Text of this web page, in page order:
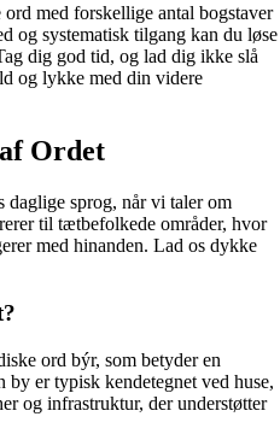
med forskellige antal bogstaver
og systematisk tilgang kan du løse
dig god tid, og lad dig ikke slå
og lykke med din videre
Ordet
daglige sprog, når vi taler om
til tætbefolkede områder, hvor
med hinanden. Lad os dykke
ord býr, som betyder en
er typisk kendetegnet ved huse,
og infrastruktur, der understøtter